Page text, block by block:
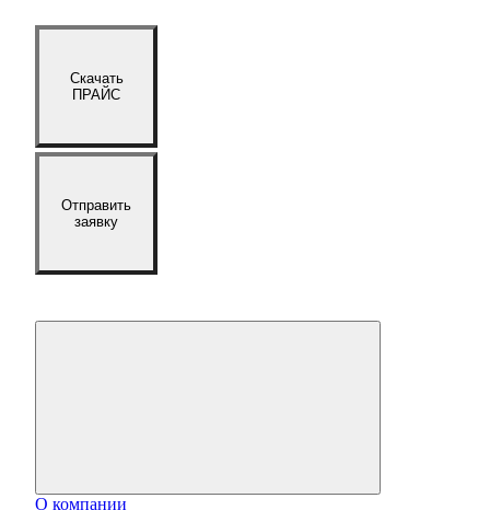
Скачать
ПРАЙС
Отправить
заявку
О компании